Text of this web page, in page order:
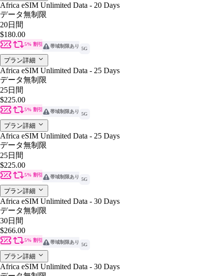
Africa eSIM Unlimited Data - 20 Days
データ無制限
20日間
$180.00
5% 割引 帯域制限あり 5G
プラン詳細
Africa eSIM Unlimited Data - 25 Days
データ無制限
25日間
$225.00
5% 割引 帯域制限あり 5G
プラン詳細
Africa eSIM Unlimited Data - 25 Days
データ無制限
25日間
$225.00
5% 割引 帯域制限あり 5G
プラン詳細
Africa eSIM Unlimited Data - 30 Days
データ無制限
30日間
$266.00
5% 割引 帯域制限あり 5G
プラン詳細
Africa eSIM Unlimited Data - 30 Days